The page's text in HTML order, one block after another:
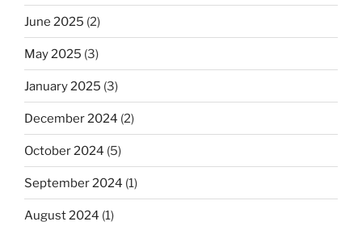
June 2025 (2)
May 2025 (3)
January 2025 (3)
December 2024 (2)
October 2024 (5)
September 2024 (1)
August 2024 (1)